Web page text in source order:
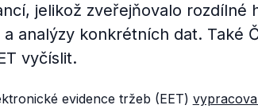
jelikož zveřejňovalo rozdílné
analýzy konkrétních dat. Také
vyčíslit.
evidence tržeb (EET)